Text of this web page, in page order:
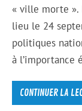
« ville morte ».
lieu le 24
politiques
à l’importance
CONTINUER LA